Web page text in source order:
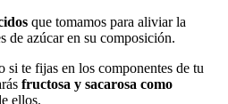
que tomamos para aliviar la
de azúcar en su composición.
si te fijas en los componentes de tu
fructosa y sacarosa como
ellos.